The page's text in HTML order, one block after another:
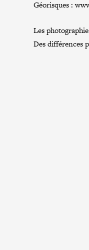
Géorisques :
Les
Des différences